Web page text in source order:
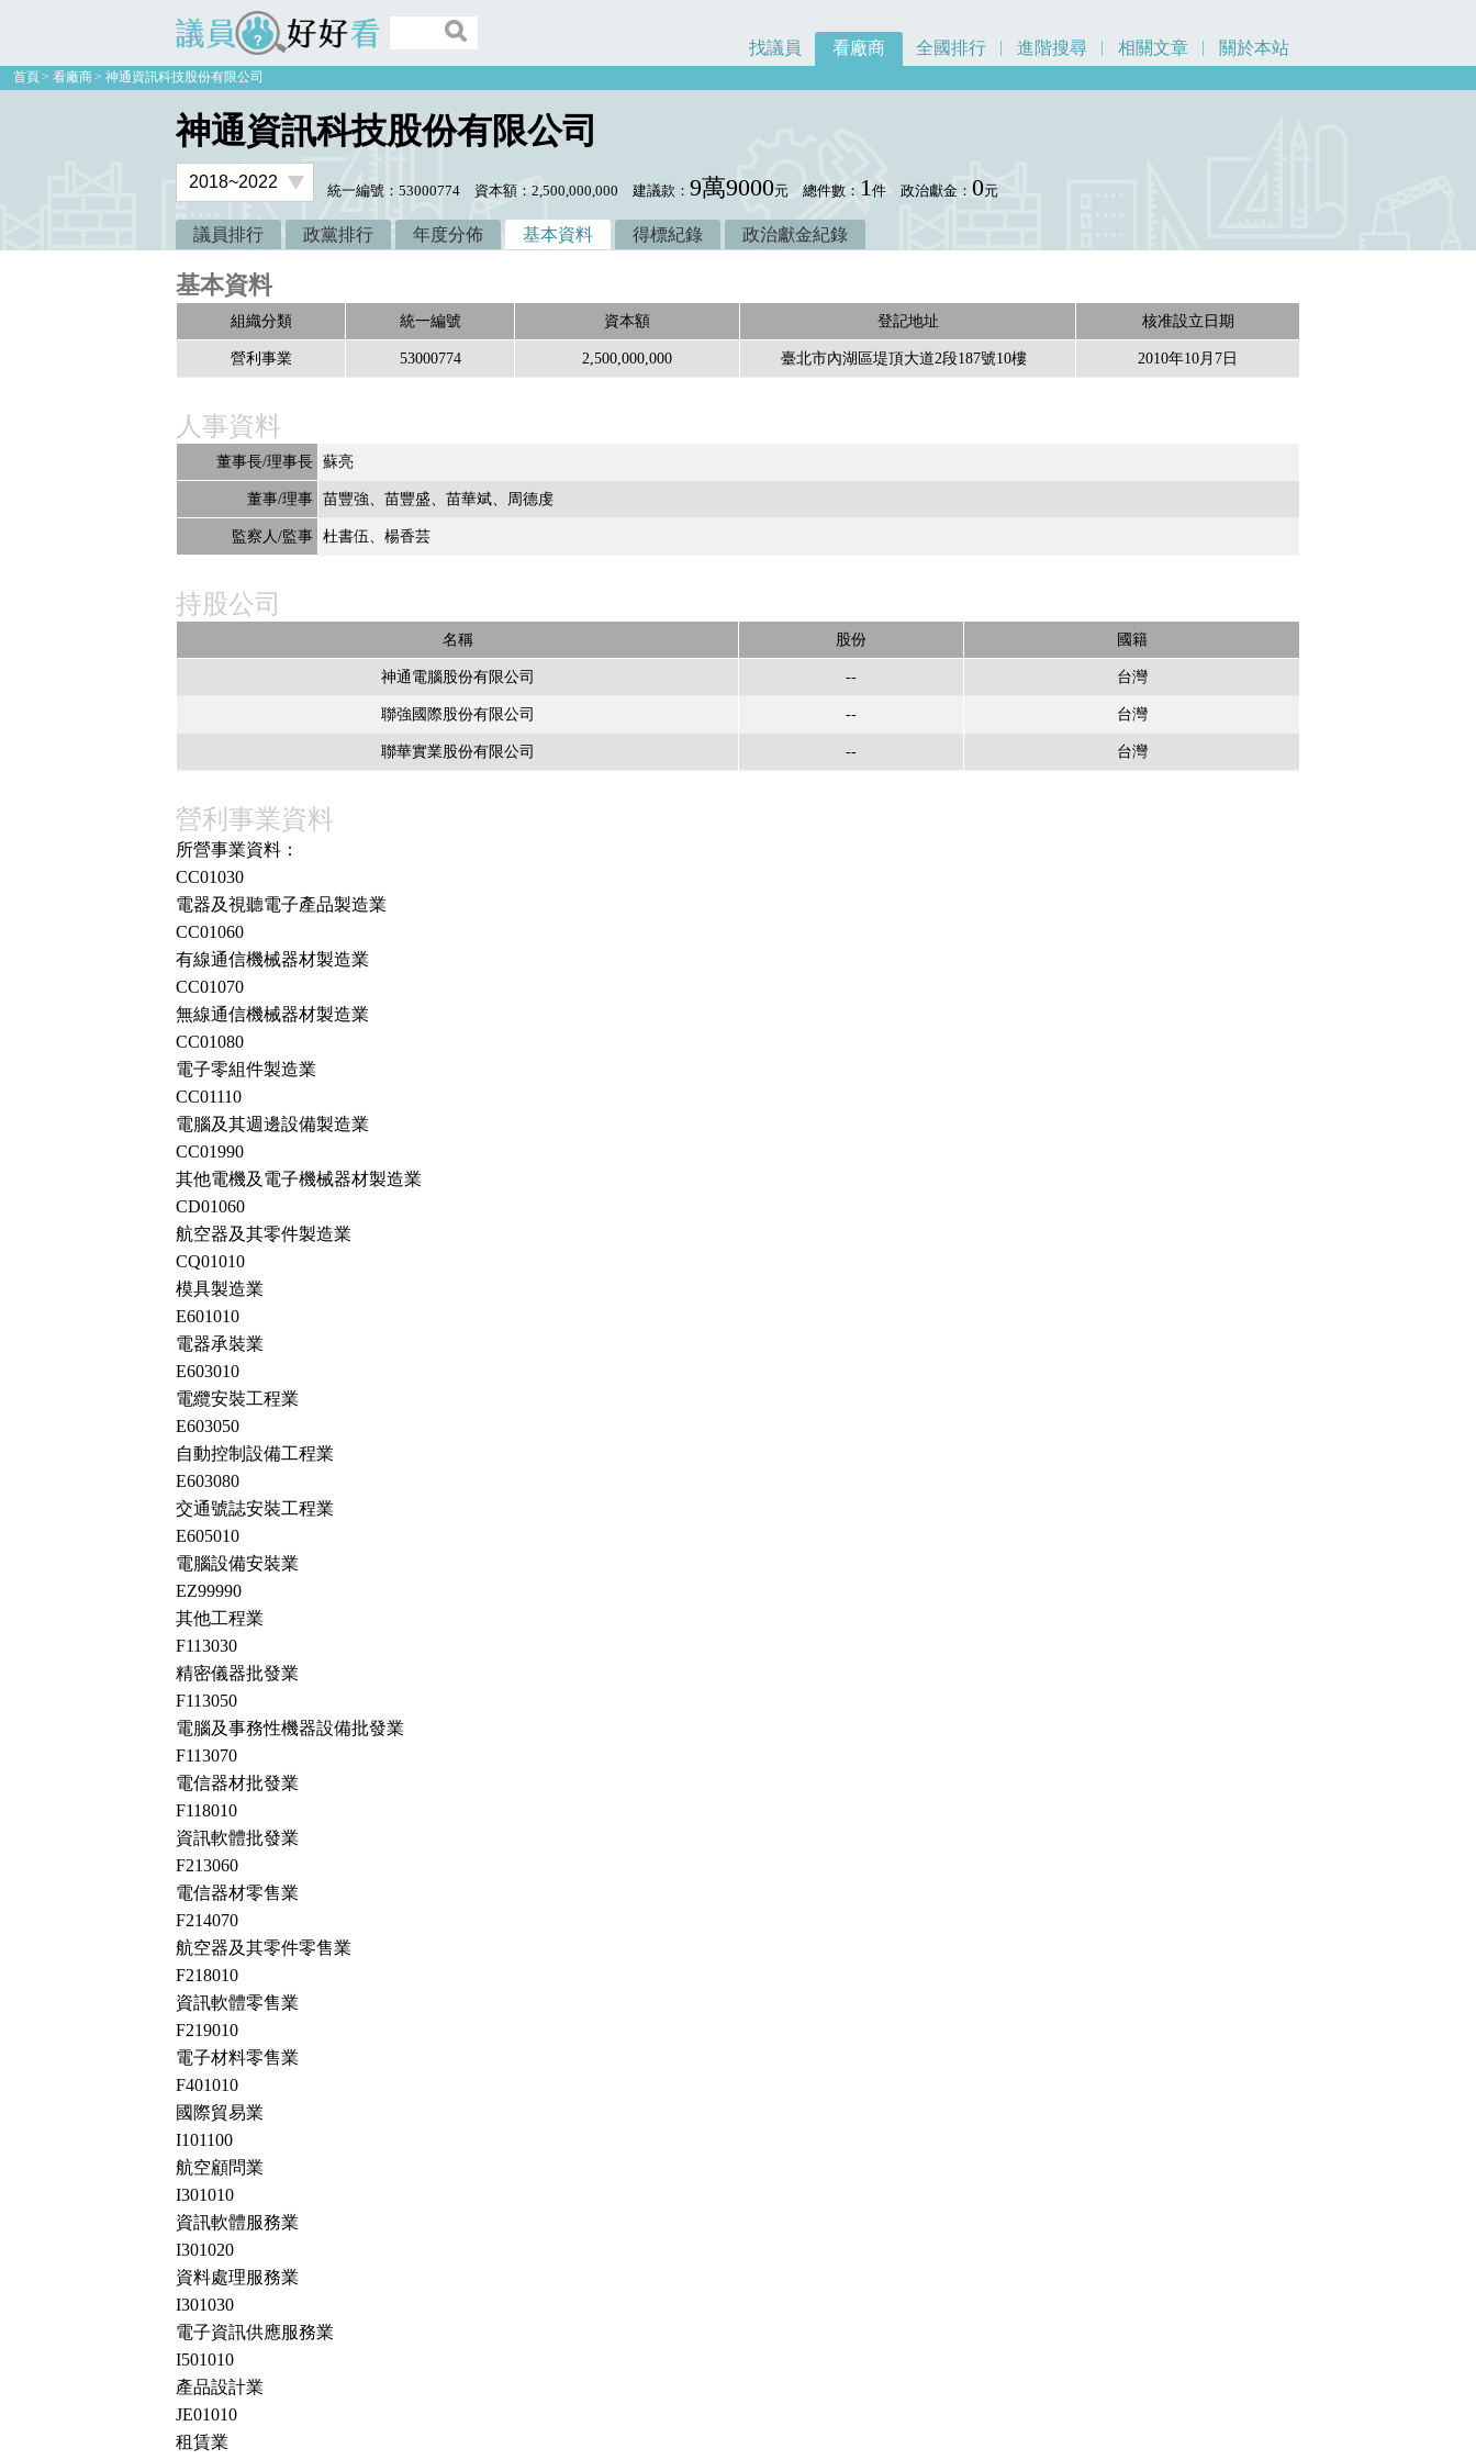
議員好好看
找議員 看廠商 全國排行 進階搜尋 相關文章 關於本站
首頁 看廠商 神通資訊科技股份有限公司
神通資訊科技股份有限公司
統一編號：53000774 資本額：2,500,000,000 建議款：9萬9000元 總件數： 1件 政治獻金：0元
議員排行 政黨排行 年度分佈 基本資料 得標紀錄 政治獻金紀錄
基本資料
組織分類 統一編號 資本額 登記地址 核准設立日期
營利事業 53000774 2,500,000,000 臺北市內湖區堤頂大道2段187號10樓 2010年10月7日
人事資料
董事長/理事長 蘇亮
董事/理事 苗豐強 苗豐盛 苗華斌 周德虔
監察人/監事 杜書伍 楊香芸
持股公司
名稱 股份 國籍
神通電腦股份有限公司 -- 台灣
聯強國際股份有限公司 -- 台灣
聯華實業股份有限公司 -- 台灣
營利事業資料
所營事業資料：
CC01030
電器及視聽電子產品製造業
CC01060
有線通信機械器材製造業
CC01070
無線通信機械器材製造業
CC01080
電子零組件製造業
CC01110
電腦及其週邊設備製造業
CC01990
其他電機及電子機械器材製造業
CD01060
航空器及其零件製造業
CQ01010
模具製造業
E601010
電器承裝業
E603010
電纜安裝工程業
E603050
自動控制設備工程業
E603080
交通號誌安裝工程業
E605010
電腦設備安裝業
EZ99990
其他工程業
F113030
精密儀器批發業
F113050
電腦及事務性機器設備批發業
F113070
電信器材批發業
F118010
資訊軟體批發業
F213060
電信器材零售業
F214070
航空器及其零件零售業
F218010
資訊軟體零售業
F219010
電子材料零售業
F401010
國際貿易業
I101100
航空顧問業
I301010
資訊軟體服務業
I301020
資料處理服務業
I301030
電子資訊供應服務業
I501010
產品設計業
JE01010
租賃業